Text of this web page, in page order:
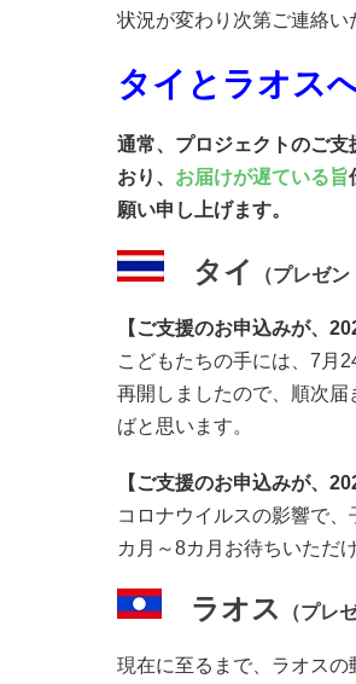
状況が変わり次第ご連絡い
タイとラオス
通常、プロジェクトのご
おり、 お届けが遅ている旨
願い申し上げます。
タイ （プレゼ
【ご支援のお申込みが、
こどもたちの手には、7月
再開しましたので、順次
ばと思います。
【ご支援のお申込みが、
コロナウイルスの影響で
カ月～8カ月お待ちいただ
ラオス （プレ
現在に至るまで、ラオスの